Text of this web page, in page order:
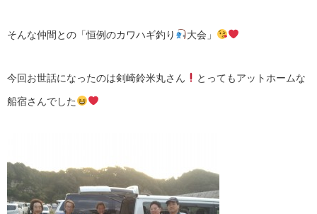
そんな仲間との「恒例のカワハギ釣り 大会」
今回お世話になったのは剣崎鈴米丸さん とってもアットホームな
船宿さんでした